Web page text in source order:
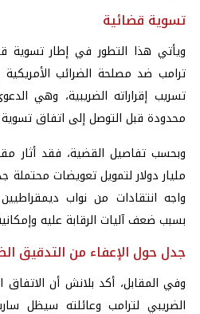
تسوية قضائية
ويأتي هذا التطور في إطار تسوية
تسريب إقراراته الضريبية، وهي
محدودة قبل التوصل إلى اتفاق تسوية
مليار دولار لتمويل تعويضات محتملة
واجه انتقادات من نواب
بسبب ضعف آليات الرقابة عليه
جدل حول الإعفاء من التدقيق
وفي المقابل، أكد بلانش أن
الضريبي لترامب وعائلته سيظل